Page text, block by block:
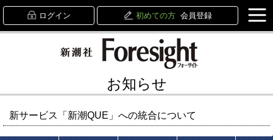
ログイン 初めての方 会員登録
お知らせ
新サービス「新潮QUE」への統合について